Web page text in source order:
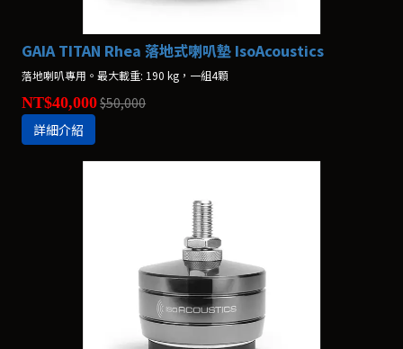
GAIA TITAN Rhea 落地式喇叭墊 IsoAcoustics
落地喇叭專用。最大載重: 190 kg，一組4顆
NT$40,000$50,000
詳細介紹